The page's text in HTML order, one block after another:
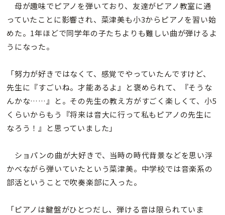
母が趣味でピアノを弾いており、友達がピアノ教室に通
っていたことに影響され、菜津美も小3からピアノを習い始
めた。1年ほどで同学年の子たちよりも難しい曲が弾けるよ
うになった。
「努力が好きではなくて、感覚でやっていたんですけど、
先生に『すごいね。才能あるよ』と褒められて、『そうな
んかな……』と。その先生の教え方がすごく楽しくて、小5
くらいからもう『将来は音大に行って私もピアノの先生に
なろう！』と思っていました」
ショパンの曲が大好きで、当時の時代背景などを思い浮
かべながら弾いていたという菜津美。中学校では音楽系の
部活ということで吹奏楽部に入った。
「ピアノは鍵盤がひとつだし、弾ける音は限られていま